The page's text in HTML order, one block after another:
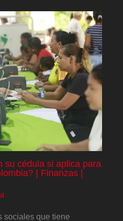
su cédula si aplica para
| Finanzas |
sociales que tiene